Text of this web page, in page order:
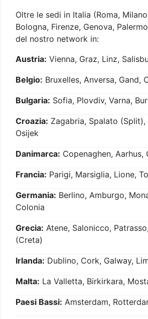
Oltre le sedi in Italia (Roma,
Bologna, Firenze, Genova,
del nostro network in:
Austria: Vienna, Graz, Linz,
Belgio: Bruxelles, Anversa, Gand,
Bulgaria: Sofia, Plovdiv, Varna,
Croazia: Zagabria, Spalato (Split),
Osijek
Danimarca: Copenaghen, Aarhus,
Francia: Parigi, Marsiglia, Lione,
Germania: Berlino, Amburgo,
Colonia
Grecia: Atene, Salonicco,
(Creta)
Irlanda: Dublino, Cork, Galway,
Malta: La Valletta, Birkirkara,
Paesi Bassi: Amsterdam,